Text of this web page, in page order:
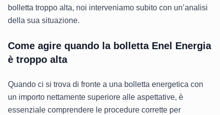
bolletta troppo alta, noi interveniamo subito con un’analisi
della sua situazione.
Come agire quando la bolletta Enel Energia
è troppo alta
Quando ci si trova di fronte a una bolletta energetica con
un importo nettamente superiore alle aspettative, è
essenziale comprendere le procedure corrette per